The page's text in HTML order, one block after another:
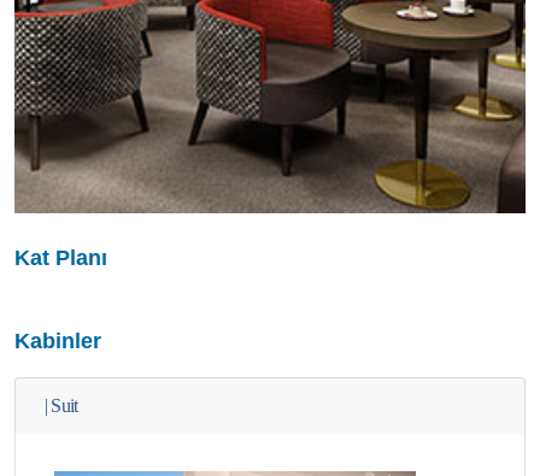
Kat Planı
Kabinler
| Suit